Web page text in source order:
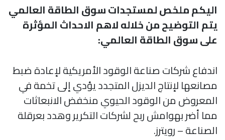
اليكم ملخص لمستجدات سوق الطاقة العالمي
يتم التوضيح من خلاله لاهم الاحداث المؤثرة
على سوق الطاقة العالمي:
اندفاع شركات صناعة الوقود الأمريكية لإعادة ضبط
مصانعها لإنتاج الديزل المتجدد يؤدي إلى تخمة في
المعروض من الوقود الحيوي منخفض الانبعاثات
مما أضر بهوامش ربح لشركات التكرير وهدد بعرقلة
الصناعة – رويترز.